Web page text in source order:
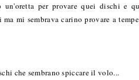
un'oretta per provare quei dischi e
mi sembrava carino provare a
che sembrano spiccare il volo...